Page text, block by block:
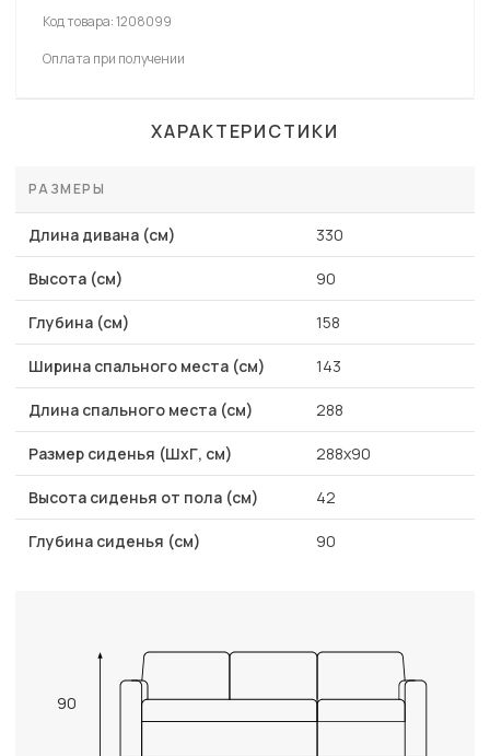
Универсальное
Код товара:1208099
Оплата при получении
ХАРАКТЕРИСТИКИ
РАЗМЕРЫ
Длина дивана (см) 330
Высота (см) 90
Глубина (см) 158
Ширина спального места (см) 143
Длина спального места (см) 288
Размер сиденья (ШхГ, см) 288х90
Высота сиденья от пола (см) 42
Глубина сиденья (см) 90
90